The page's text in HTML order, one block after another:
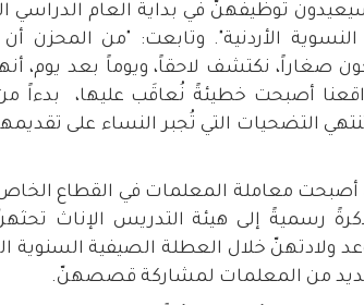
توظيفهنّ في بداية العام الدراسي
الأردنية". وتابعت: "من المحزن أن
صغاراً، نكتشف لاحقاً، ويوماً بعد يوم،
أصبحت خطيئةً نُعاقَب عليها، بدءاً
التضحيات التي تُجبر النساء على
أصبحت معاملة المعلمات في القطاع
رسميةً إلى هيئة التدريس الإناث
ولادتهنّ خلال العطلة الصيفية السنوية
من المعلمات لمشاركة قصصهنّ.